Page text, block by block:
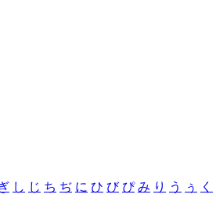
し じ ち ぢ に ひ び ぴ み り う ぅ く